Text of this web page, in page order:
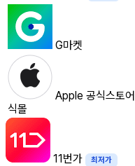
G마켓
Apple 공식스토어
식몰
11번가 최저가